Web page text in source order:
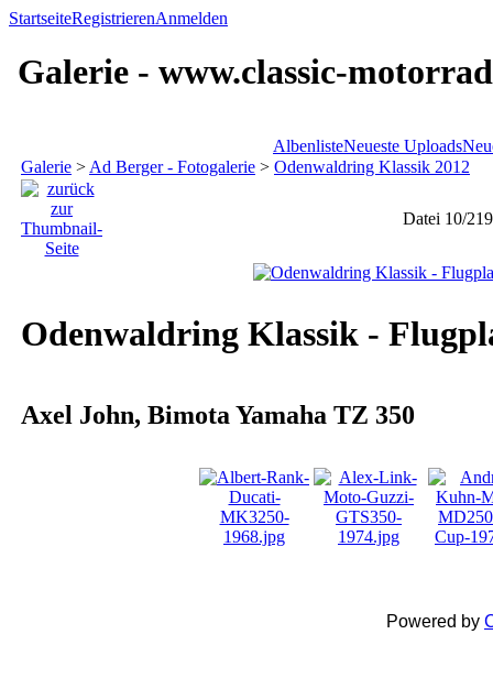
StartseiteRegistrierenAnmelden
Galerie - www.classic-
AlbenlisteNeueste Uploads
Galerie > Ad Berger - Fotogalerie > Odenwaldring Klassik 2012
Datei 10/219
Odenwaldring Klassik -
Axel John, Bimota Yamaha TZ 350
Powered by